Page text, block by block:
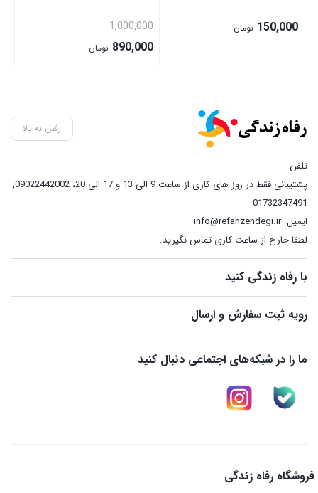
150,000 تومان 1,000,000قیمت
اصلی: 890,000 تومان
رفتن به بالا
تلفن
پشتیبانی فقط در روز های کاری از ساعت 9 الی 13 و 17 الی 20، 09022442002
,
01732347491
ایمیلinfo@refahzendegi.ir
لطفا خارج از ساعت کاری تماس نگیرید.
با رفاه زندگی کنید
رویه ثبت سفارش و ارسال
ما را در شبکه‌های اجتماعی دنبال کنید
فروشگاه رفاه زندگی